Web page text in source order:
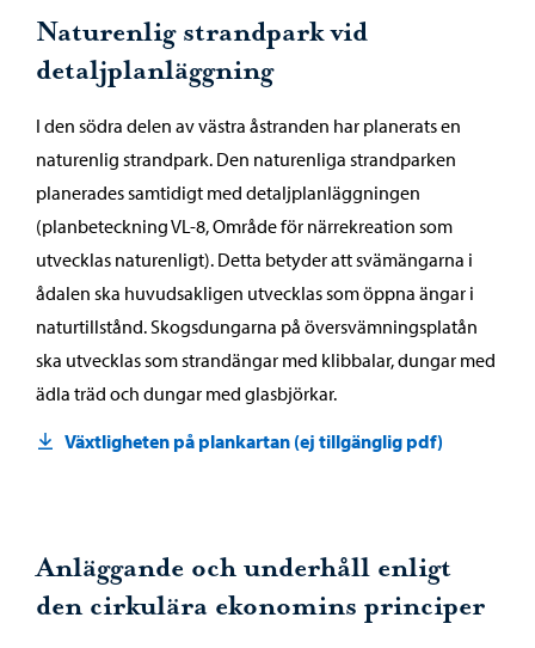
Naturenlig strandpark vid
detaljplanläggning
I den södra delen av västra åstranden har planerats en
naturenlig strandpark. Den naturenliga strandparken
planerades samtidigt med detaljplanläggningen
(planbeteckning VL-8, Område för närrekreation som
utvecklas naturenligt). Detta betyder att svämängarna i
ådalen ska huvudsakligen utvecklas som öppna ängar i
naturtillstånd. Skogsdungarna på översvämningsplatån
ska utvecklas som strandängar med klibbalar, dungar med
ädla träd och dungar med glasbjörkar.
Växtligheten på plankartan (ej tillgänglig pdf)
Anläggande och underhåll enligt
den cirkulära ekonomins principer